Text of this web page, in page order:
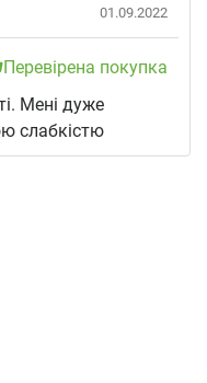
01.09.2022
Перевірена покупка
Мені дуже
слабкістю